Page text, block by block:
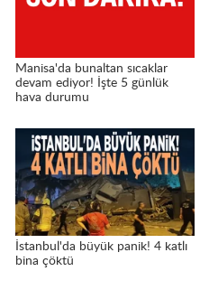
Manisa'da bunaltan sıcaklar
devam ediyor! İşte 5 günlük
hava durumu
İstanbul'da büyük panik! 4 katlı
bina çöktü